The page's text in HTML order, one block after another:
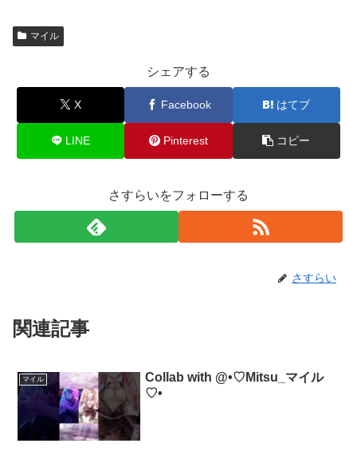
マイル
シェアする
X Facebook はてブ
LINE Pinterest コピー
さすらいをフォローする
さすらい
関連記事
マイル
Collab with @•♡Mitsu_マイル
♡•